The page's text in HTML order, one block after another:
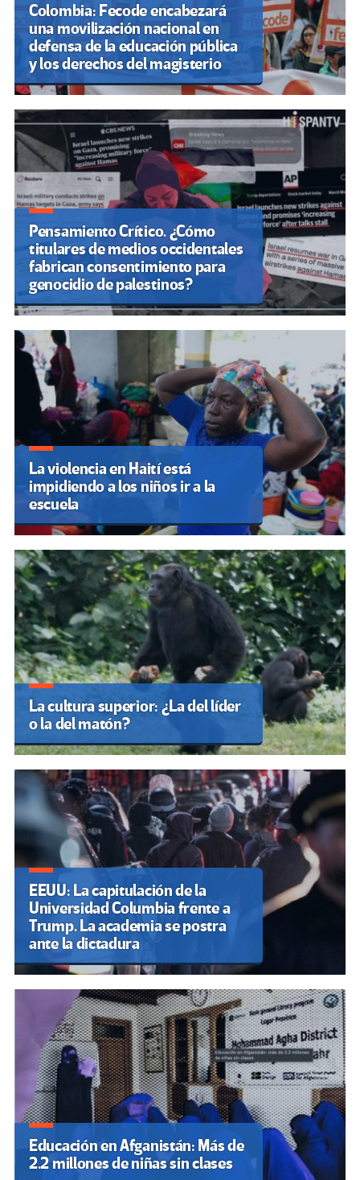
Colombia: Fecode encabezará
una movilización nacional en
defensa de la educación pública
y los derechos del magisterio
Pensamiento Crítico. ¿Cómo
titulares de medios occidentales
fabrican consentimiento para
genocidio de palestinos?
La violencia en Haití está
impidiendo a los niños ir a la
escuela
La cultura superior: ¿La del líder
o la del matón?
EEUU: La capitulación de la
Universidad Columbia frente a
Trump. La academia se postra
ante la dictadura
Educación en Afganistán: Más de
2.2 millones de niñas sin clases